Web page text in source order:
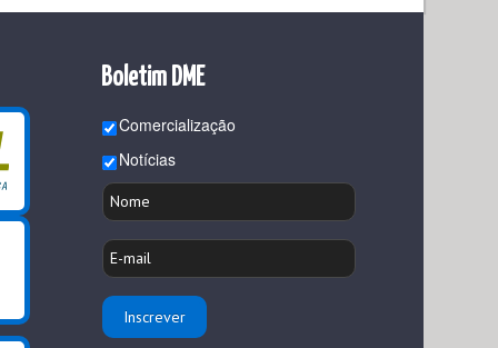
Boletim DME
Comercialização
Notícias